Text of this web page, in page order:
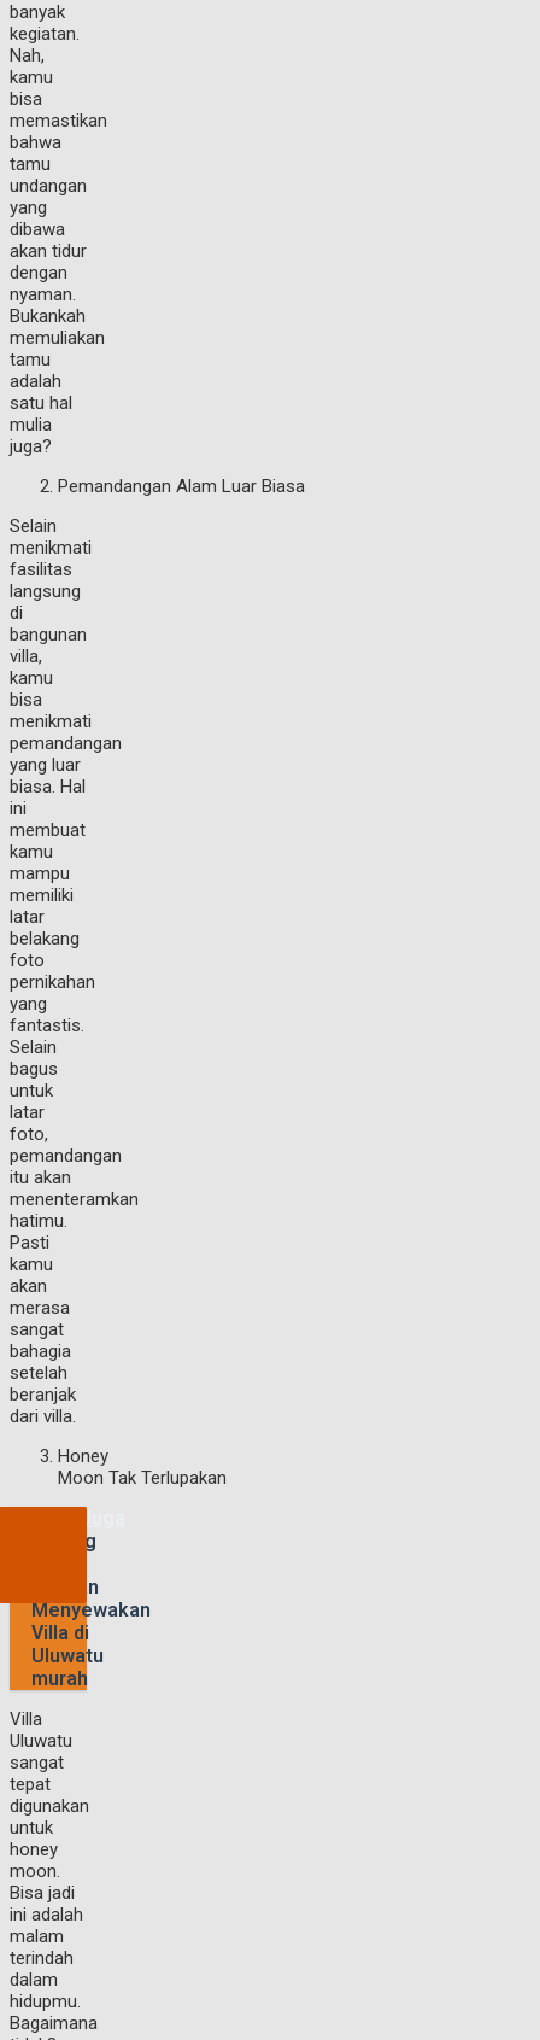
banyak
kegiatan.
Nah,
kamu
bisa
memastikan
bahwa
tamu
undangan
yang
dibawa
akan tidur
dengan
nyaman.
Bukankah
memuliakan
tamu
adalah
satu hal
mulia
juga?
Pemandangan Alam Luar Biasa
Selain
menikmati
fasilitas
langsung
di
bangunan
villa,
kamu
bisa
menikmati
pemandangan
yang luar
biasa. Hal
ini
membuat
kamu
mampu
memiliki
latar
belakang
foto
pernikahan
yang
fantastis.
Selain
bagus
untuk
latar
foto,
pemandangan
itu akan
menenteramkan
hatimu.
Pasti
kamu
akan
merasa
sangat
bahagia
setelah
beranjak
dari villa.
Honey
Moon Tak Terlupakan
Untung
dengan
Menyewakan
Villa di
Uluwatu
murah
Villa
Uluwatu
sangat
tepat
digunakan
untuk
honey
moon.
Bisa jadi
ini adalah
malam
terindah
dalam
hidupmu.
Bagaimana